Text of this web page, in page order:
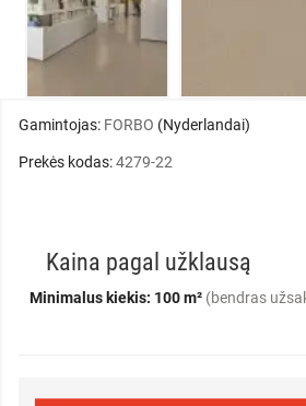
Gamintojas: FORBO (Nyderlandai)
Prekės kodas:4279-22
Kaina pagal užklausą
Minimalus kiekis: 100 m² (bendras